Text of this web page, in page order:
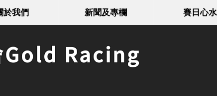
於我們 新聞及專欄 賽日心水
Gold Racing